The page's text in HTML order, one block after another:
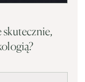
skutecznie,